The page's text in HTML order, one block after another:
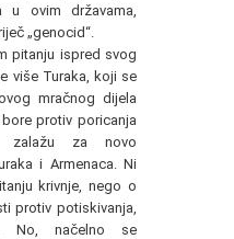
u ovim državama,
„genocid“.
pitanju ispred svog
više Turaka, koji se
mračnog dijela
protiv poricanja
za novo
i Armenaca. Ni
krivnje, nego o
protiv potiskivanja,
No, načelno se